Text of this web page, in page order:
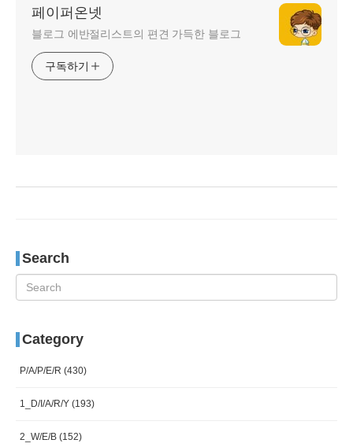
페이퍼온넷
블로그 에반절리스트의 편견 가득한 블로그
구독하기
Search
Category
P/A/P/E/R (430)
1_D/I/A/R/Y (193)
2_W/E/B (152)